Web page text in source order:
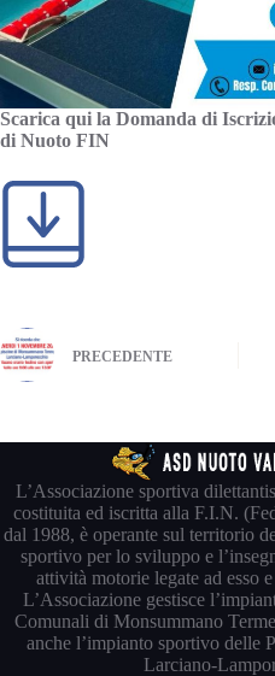
Scarica qui la Domanda di
di Nuoto FIN
PRECEDENTE
L’Associazione sportiva
costituita ed iscritta alla F.I.N.
dal 1988, è operante sul territorio
sportivo per lo sviluppo e
attività motorie legate ad esso
L’Associazione gestisce
Comunali di Monsummano
anche l’impianto sportivo delle
Larciano-